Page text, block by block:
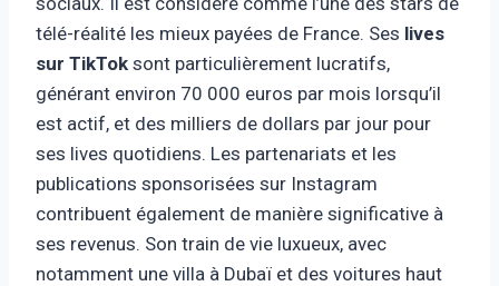
télé-réalité les mieux payées de France. Ses lives
sur TikTok sont particulièrement lucratifs,
générant environ 70 000 euros par mois lorsqu’il
est actif, et des milliers de dollars par jour pour
ses lives quotidiens. Les partenariats et les
publications sponsorisées sur Instagram
contribuent également de manière significative à
ses revenus. Son train de vie luxueux, avec
notamment une villa à Dubaï et des voitures haut